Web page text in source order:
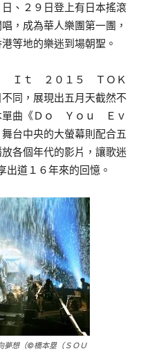
、２９日登上有日本搖滾
，成為華人樂團第一團，
等地的樂迷到場朝聖。
Ｉｔ ２０１５ ＴＯＫ
同，展現出五月天截然不
單曲《Ｄｏ Ｙｏｕ Ｅｖ
台中央的大螢幕則配合五
各個年代的影片，讓歌迷
出道１６年來的回憶。
夢想（©橋本塁（ＳＯＵ